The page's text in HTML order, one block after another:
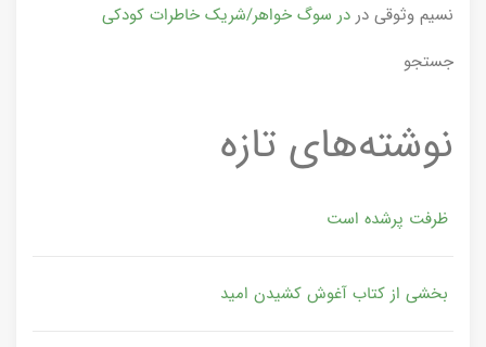
نسیم وثوقی در در سوگ خواهر/شریک خاطرات کودکی
جستجو
نوشته‌های تازه
ظرفت پرشده‌ است
بخشی از کتاب آغوش کشیدن امید